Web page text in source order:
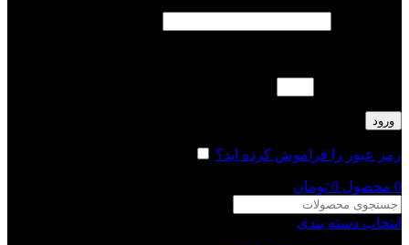
ورود
رمز عبور را فراموش کرده اید؟
0 محصول 0 تومان
انتخاب دسته بندی